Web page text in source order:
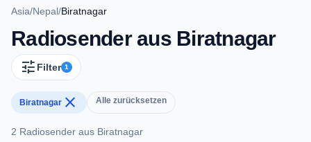
Asia/Nepal/Biratnagar
Radiosender aus Biratnagar
tune Filter 1
Biratnagar close Alle zurücksetzen
2 Radiosender aus Biratnagar